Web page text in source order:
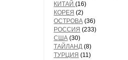
КИТАЙ (16)
КОРЕЯ (2)
ОСТРОВА (36)
РОССИЯ (233)
США (30)
ТАЙЛАНД (8)
ТУРЦИЯ (11)